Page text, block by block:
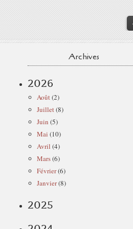
Archives
2026
Août(2)
Juillet(8)
Juin (5)
Mai (10)
Avril (4)
Mars(6)
Février(6)
Janvier(8)
2025